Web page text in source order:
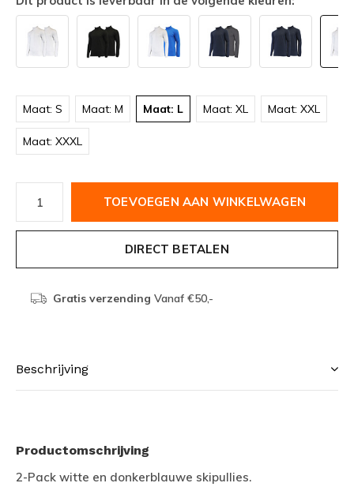
Maat: S Maat: M Maat: L Maat: XL Maat: XXL
Maat: XXXL
TOEVOEGEN AAN WINKELWAGEN
DIRECT BETALEN
Gratis verzending Vanaf €50,-
Beschrijving
Productomschrijving
2-Pack witte en donkerblauwe skipullies.